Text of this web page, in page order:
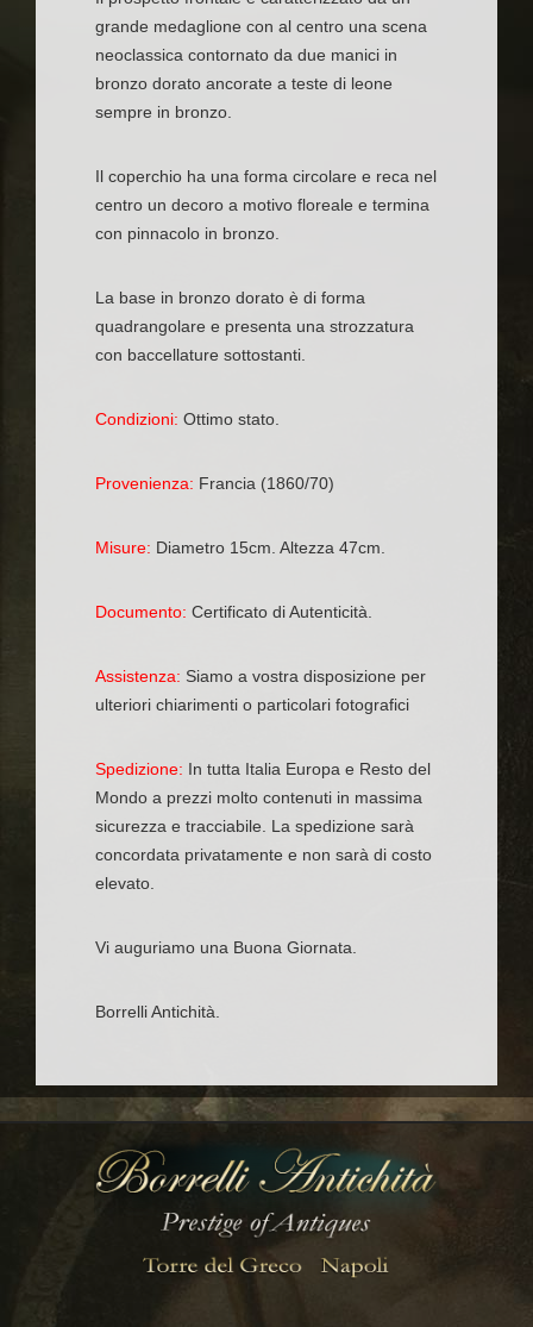
grande medaglione con al centro una scena
neoclassica contornato da due manici in
bronzo dorato ancorate a teste di leone
sempre in bronzo.
Il coperchio ha una forma circolare e reca nel
centro un decoro a motivo floreale e termina
con pinnacolo in bronzo.
La base in bronzo dorato è di forma
quadrangolare e presenta una strozzatura
con baccellature sottostanti.
Condizioni: Ottimo stato.
Provenienza: Francia (1860/70)
Misure: Diametro 15cm. Altezza 47cm.
Documento: Certificato di Autenticità.
Assistenza: Siamo a vostra disposizione per
ulteriori chiarimenti o particolari fotografici
Spedizione: In tutta Italia Europa e Resto del
Mondo a prezzi molto contenuti in massima
sicurezza e tracciabile. La spedizione sarà
concordata privatamente e non sarà di costo
elevato.
Vi auguriamo una Buona Giornata.
Borrelli Antichità.